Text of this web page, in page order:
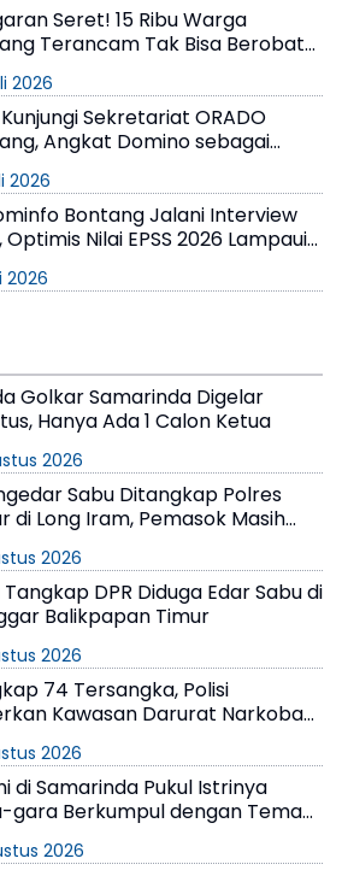
Seret! 15 Ribu Warga
Terancam Tak Bisa Berobat
2026
Kunjungi Sekretariat ORADO
Angkat Domino sebagai
2026
Bontang Jalani Interview
Optimis Nilai EPSS 2026 Lampaui
2026
Golkar Samarinda Digelar
Hanya Ada 1 Calon Ketua
2026
Sabu Ditangkap Polres
di Long Iram, Pemasok Masih
2026
Tangkap DPR Diduga Edar Sabu di
Balikpapan Timur
2026
74 Tersangka, Polisi
Kawasan Darurat Narkoba
2026
di Samarinda Pukul Istrinya
gara Berkumpul dengan Teman
2026